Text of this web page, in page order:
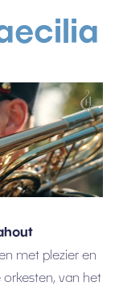
met plezier en
van het